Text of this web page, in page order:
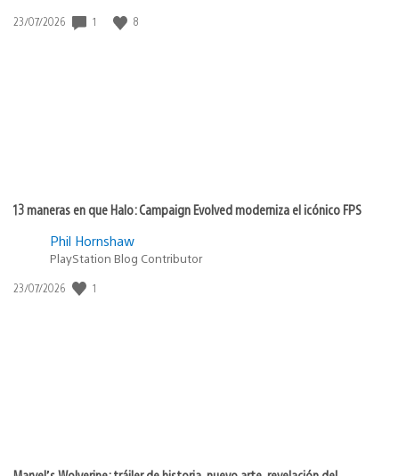
Fecha
23/07/2026 1 8
13 maneras en que Halo: Campaign Evolved moderniza el icónico FPS
Phil Hornshaw
PlayStation Blog Contributor
Fecha
23/07/2026 1